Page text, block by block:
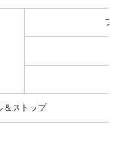
フ
＆ストップ